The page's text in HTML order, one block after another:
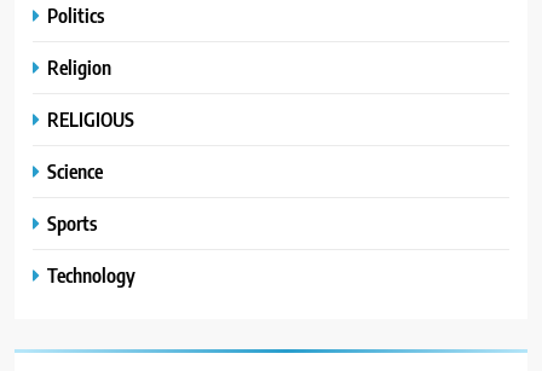
Politics
Religion
RELIGIOUS
Science
Sports
Technology